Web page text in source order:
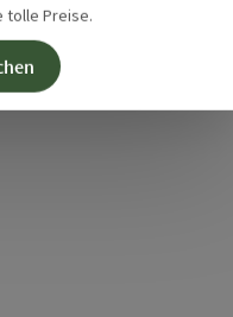
tolle Preise.